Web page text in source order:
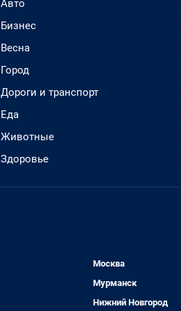
Авто
Бизнес
Весна
Город
Дороги и транспорт
Еда
Животные
Здоровье
Москва
Мурманск
Нижний Новгород